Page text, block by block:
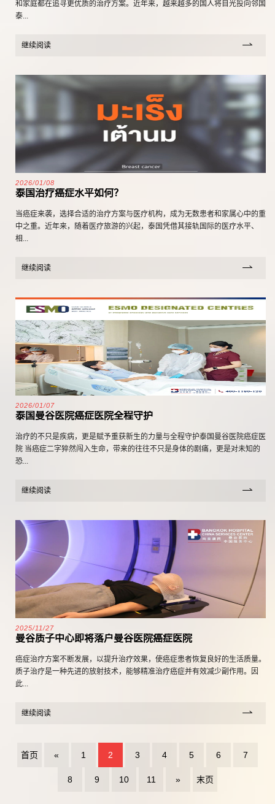
和家庭都在追寻更优质的治疗方案。近年来，越来越多的国人将目光投向邻国
泰...
继续阅读
2026/01/08
泰国治疗癌症水平如何？
当癌症来袭，选择合适的治疗方案与医疗机构，成为无数患者和家属心中的重
中之重。近年来，随着医疗旅游的兴起，泰国凭借其接轨国际的医疗水平、
相...
继续阅读
2026/01/07
泰国曼谷医院癌症医院全程守护
治疗的不只是疾病，更是赋予重获新生的力量与全程守护泰国曼谷医院癌症医
院 当癌症二字猝然闯入生命，带来的往往不只是身体的剧痛，更是对未知的
恐...
继续阅读
2025/11/27
曼谷质子中心即将落户曼谷医院癌症医院
癌症治疗方案不断发展，以提升治疗效果，使癌症患者恢复良好的生活质量。
质子治疗是一种先进的放射技术，能够精准治疗癌症并有效减少副作用。因
此...
继续阅读
首页 « 1 2 3 4 5 6 7
8 9 10 11 » 末页